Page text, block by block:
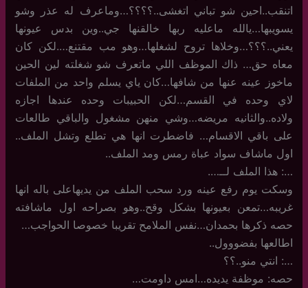
اتنقب..احين شو تباني اتغشى..؟؟؟؟…وماعرف له عذر وشو
يسويبها…يالله ماعليه ربها خالقنها جي..وين بدس عيونها
يعني..؟؟؟…وخلاها تروح لشغلها…وهو مب مقتنع….لكن كان
معاه حق… ذاك الموظف اللي ماتعرف شو شغلته لين الحين
ماخوز عينه عنها من شافها…كان ياي يسلم واحد من الملفات
لاي وحده في القسم…لكن الحبيبات وحده عندها اجازه
ولاده..والثانيه مريضه…وشي منهن مشغول والباقي طالعات
على باقي الاقسام… فاضطرت انها هي تطلع وتشل الملف..
اول ماشاف سواد عباة رمس ومد الملف..
…: هذا الملف لــ….
وسكت يوم رفع عينه ورد سحب الملف من يديهاعلى باله انها
غريبه…تمعن بعيونها بشكل وقح..وهو بصراحه اول ماشافته
حصه ذكرها بحمدان…نفس الملامح تقريبا خصوصا الحواجب…
اطالعها بفضووول..
…: انتي منو..؟؟
حصه: موظفة يديده…امس داومت…